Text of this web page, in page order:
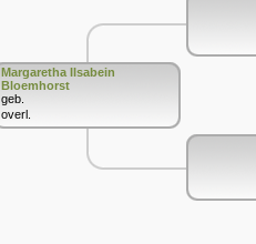
Margaretha Ilsabein
Bloemhorst
geb.
overl.